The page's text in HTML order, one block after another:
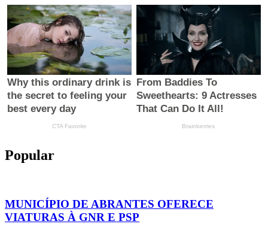
Popular
MUNICÍPIO DE ABRANTES OFERECE
VIATURAS À GNR E PSP